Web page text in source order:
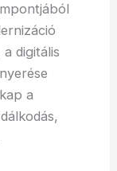
digitális
a